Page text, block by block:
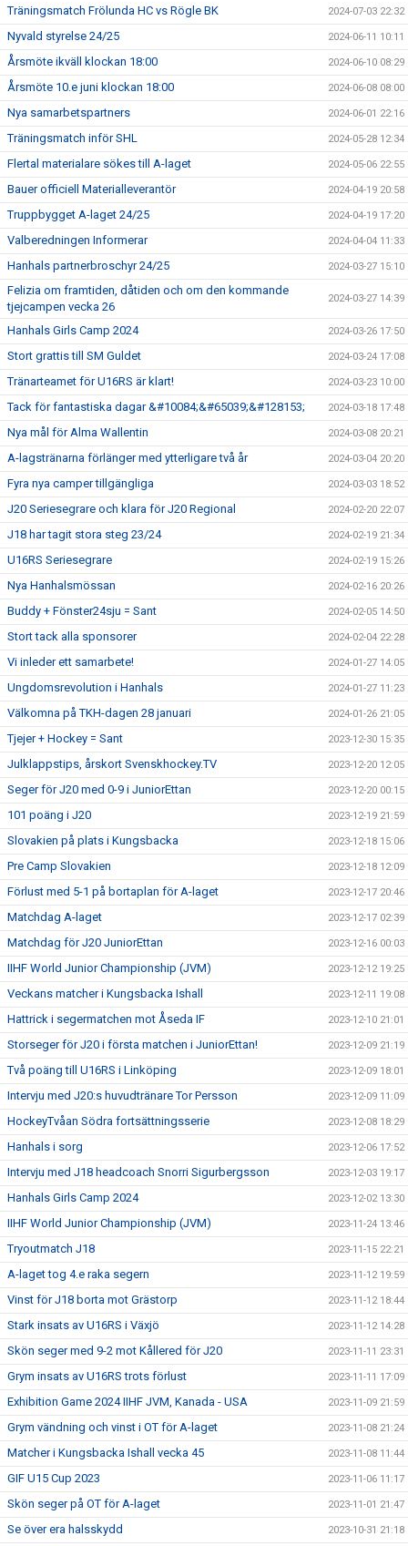
Träningsmatch Frölunda HC vs Rögle BK 2024-07-03 22:32
Nyvald styrelse 24/25 2024-06-11 10:11
Årsmöte ikväll klockan 18:00 2024-06-10 08:29
Årsmöte 10.e juni klockan 18:00 2024-06-08 08:00
Nya samarbetspartners 2024-06-01 22:16
Träningsmatch inför SHL 2024-05-28 12:34
Flertal materialare sökes till A-laget 2024-05-06 22:55
Bauer officiell Materialleverantör 2024-04-19 20:58
Truppbygget A-laget 24/25 2024-04-19 17:20
Valberedningen Informerar 2024-04-04 11:33
Hanhals partnerbroschyr 24/25 2024-03-27 15:10
Felizia om framtiden, dåtiden och om den kommande
tjejcampen vecka 26
2024-03-27 14:39
Hanhals Girls Camp 2024 2024-03-26 17:50
Stort grattis till SM Guldet 2024-03-24 17:08
Tränarteamet för U16RS är klart! 2024-03-23 10:00
Tack för fantastiska dagar &#10084;&#65039;&#128153; 2024-03-18 17:48
Nya mål för Alma Wallentin 2024-03-08 20:21
A-lagstränarna förlänger med ytterligare två år 2024-03-04 20:20
Fyra nya camper tillgängliga 2024-03-03 18:52
J20 Seriesegrare och klara för J20 Regional 2024-02-20 22:07
J18 har tagit stora steg 23/24 2024-02-19 21:34
U16RS Seriesegrare 2024-02-19 15:26
Nya Hanhalsmössan 2024-02-16 20:26
Buddy + Fönster24sju = Sant 2024-02-05 14:50
Stort tack alla sponsorer 2024-02-04 22:28
Vi inleder ett samarbete! 2024-01-27 14:05
Ungdomsrevolution i Hanhals 2024-01-27 11:23
Välkomna på TKH-dagen 28 januari 2024-01-26 21:05
Tjejer + Hockey = Sant 2023-12-30 15:35
Julklappstips, årskort Svenskhockey.TV 2023-12-20 12:05
Seger för J20 med 0-9 i JuniorEttan 2023-12-20 00:15
101 poäng i J20 2023-12-19 21:59
Slovakien på plats i Kungsbacka 2023-12-18 15:06
Pre Camp Slovakien 2023-12-18 12:09
Förlust med 5-1 på bortaplan för A-laget 2023-12-17 20:46
Matchdag A-laget 2023-12-17 02:39
Matchdag för J20 JuniorEttan 2023-12-16 00:03
IIHF World Junior Championship (JVM) 2023-12-12 19:25
Veckans matcher i Kungsbacka Ishall 2023-12-11 19:08
Hattrick i segermatchen mot Åseda IF 2023-12-10 21:01
Storseger för J20 i första matchen i JuniorEttan! 2023-12-09 21:19
Två poäng till U16RS i Linköping 2023-12-09 18:01
Intervju med J20:s huvudtränare Tor Persson 2023-12-09 11:09
HockeyTvåan Södra fortsättningsserie 2023-12-08 18:29
Hanhals i sorg 2023-12-06 17:52
Intervju med J18 headcoach Snorri Sigurbergsson 2023-12-03 19:17
Hanhals Girls Camp 2024 2023-12-02 13:30
IIHF World Junior Championship (JVM) 2023-11-24 13:46
Tryoutmatch J18 2023-11-15 22:21
A-laget tog 4.e raka segern 2023-11-12 19:59
Vinst för J18 borta mot Grästorp 2023-11-12 18:44
Stark insats av U16RS i Växjö 2023-11-12 14:28
Skön seger med 9-2 mot Kållered för J20 2023-11-11 23:31
Grym insats av U16RS trots förlust 2023-11-11 17:09
Exhibition Game 2024 IIHF JVM, Kanada - USA 2023-11-09 21:59
Grym vändning och vinst i OT för A-laget 2023-11-08 21:24
Matcher i Kungsbacka Ishall vecka 45 2023-11-08 11:44
GIF U15 Cup 2023 2023-11-06 11:17
Skön seger på OT för A-laget 2023-11-01 21:47
Se över era halsskydd 2023-10-31 21:18